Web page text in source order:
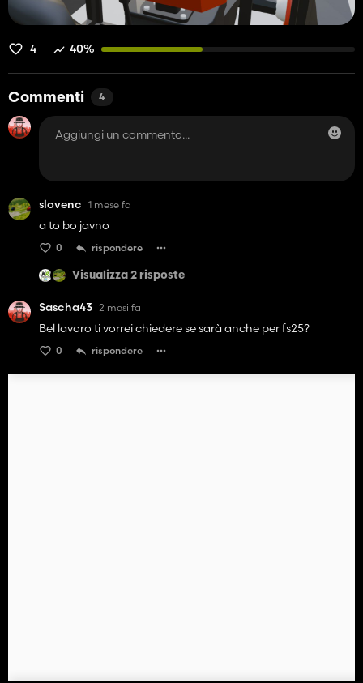
4 40%
Commenti 4
slovenc 1 mese fa
a to bo javno
0 rispondere
Visualizza 2 risposte
Sascha43 2 mesi fa
Bel lavoro ti vorrei chiedere se sarà anche per fs25?
0 rispondere